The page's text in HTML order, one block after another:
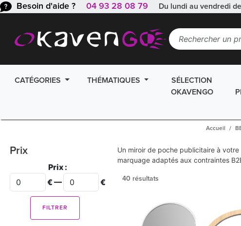
Besoin d'aide ? 04 93 28 08 79 Du lundi au vendredi
CATÉGORIES THÉMATIQUES
SÉLECTION
OKAVENGO
Accueil
Prix
FILTRER
€ — €
Prix :
Un miroir de poche publicitaire à
marquage adaptés aux contraintes
40 résultats